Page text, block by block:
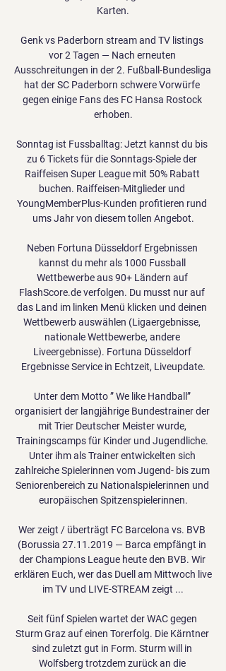
Karten.
Genk vs Paderborn stream and TV listings
vor 2 Tagen — Nach erneuten
Ausschreitungen in der 2. Fußball-Bundesliga
hat der SC Paderborn schwere Vorwürfe
gegen einige Fans des FC Hansa Rostock
erhoben.
Sonntag ist Fussballtag: Jetzt kannst du bis
zu 6 Tickets für die Sonntags-Spiele der
Raiffeisen Super League mit 50% Rabatt
buchen. Raiffeisen-Mitglieder und
YoungMemberPlus-Kunden profitieren rund
ums Jahr von diesem tollen Angebot.
Neben Fortuna Düsseldorf Ergebnissen
kannst du mehr als 1000 Fussball
Wettbewerbe aus 90+ Ländern auf
FlashScore.de verfolgen. Du musst nur auf
das Land im linken Menü klicken und deinen
Wettbewerb auswählen (Ligaergebnisse,
nationale Wettbewerbe, andere
Liveergebnisse). Fortuna Düsseldorf
Ergebnisse Service in Echtzeit, Liveupdate.
Unter dem Motto ” We like Handball”
organisiert der langjährige Bundestrainer der
mit Trier Deutscher Meister wurde,
Trainingscamps für Kinder und Jugendliche.
Unter ihm als Trainer entwickelten sich
zahlreiche Spielerinnen vom Jugend- bis zum
Seniorenbereich zu Nationalspielerinnen und
europäischen Spitzenspielerinnen.
Wer zeigt / überträgt FC Barcelona vs. BVB
(Borussia 27.11.2019 — Barca empfängt in
der Champions League heute den BVB. Wir
erklären Euch, wer das Duell am Mittwoch live
im TV und LIVE-STREAM zeigt ...
Seit fünf Spielen wartet der WAC gegen
Sturm Graz auf einen Torerfolg. Die Kärntner
sind zuletzt gut in Form. Sturm will in
Wolfsberg trotzdem zurück an die